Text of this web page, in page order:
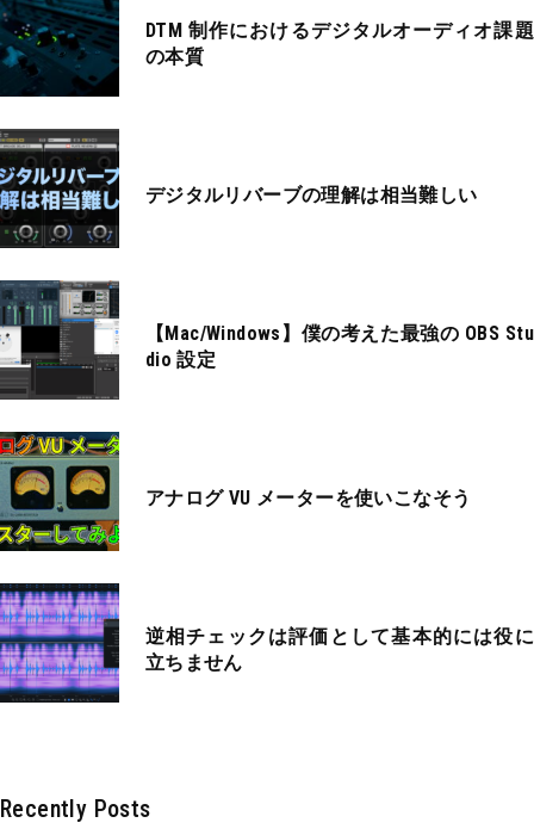
DTM 制作におけるデジタルオーディオ課題
の本質
デジタルリバーブの理解は相当難しい
【Mac/Windows】僕の考えた最強の OBS Stu
dio 設定
アナログ VU メーターを使いこなそう
逆相チェックは評価として基本的には役に
立ちません
Recently Posts